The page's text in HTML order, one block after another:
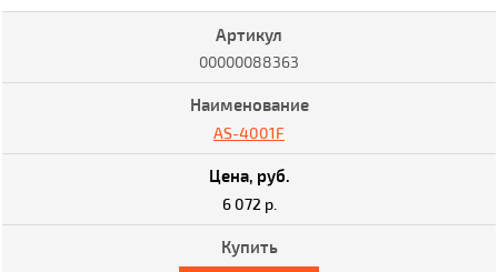
00000088363
AS-4001F
6 072 р.